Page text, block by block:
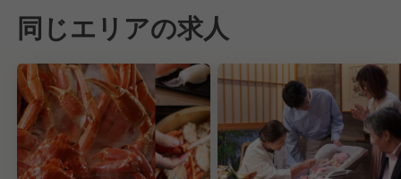
同じエリアの求人